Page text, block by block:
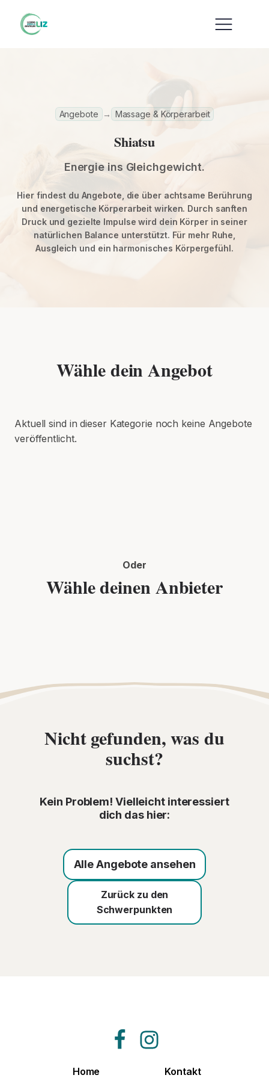
Angebote → Massage & Körperarbeit
Shiatsu
Energie ins Gleichgewicht.
Hier findest du Angebote, die über achtsame Berührung
und energetische Körperarbeit wirken. Durch sanften
Druck und gezielte Impulse wird dein Körper in seiner
natürlichen Balance unterstützt. Für mehr Ruhe,
Ausgleich und ein harmonisches Körpergefühl.
Wähle dein Angebot
Aktuell sind in dieser Kategorie noch keine Angebote
veröffentlicht.
Oder
Wähle deinen Anbieter
Nicht gefunden, was du
suchst?
Kein Problem! Vielleicht interessiert
dich das hier:
Alle Angebote ansehen
Zurück zu den
Schwerpunkten
Home Kontakt